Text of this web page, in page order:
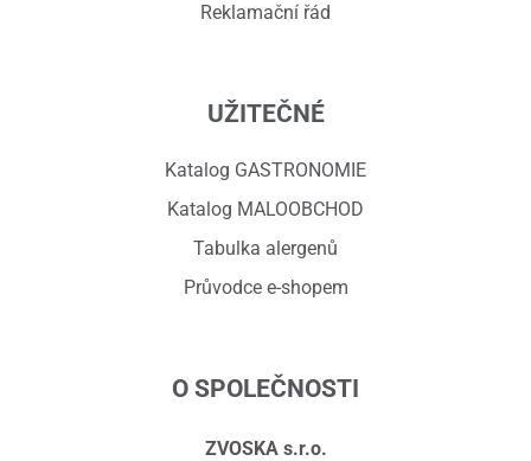
Reklamační řád
UŽITEČNÉ
Katalog GASTRONOMIE
Katalog MALOOBCHOD
Tabulka alergenů
Průvodce e-shopem
O SPOLEČNOSTI
ZVOSKA s.r.o.